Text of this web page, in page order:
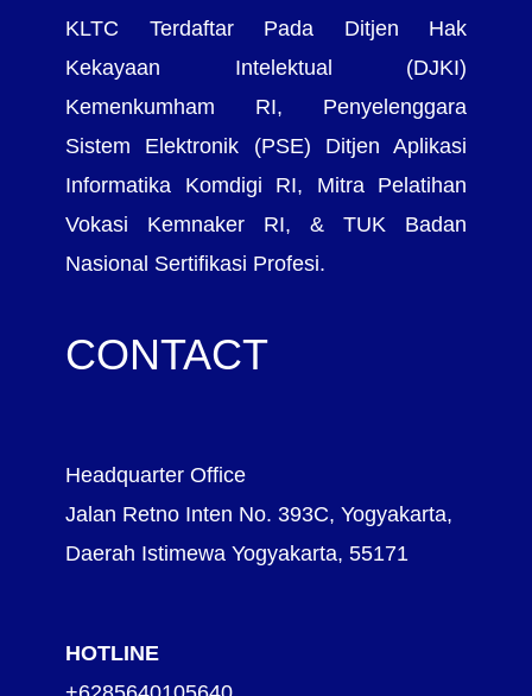
KLTC Terdaftar Pada Ditjen Hak
Kekayaan Intelektual (DJKI)
Kemenkumham RI, Penyelenggara
Sistem Elektronik (PSE) Ditjen Aplikasi
Informatika Komdigi RI, Mitra Pelatihan
Vokasi Kemnaker RI, & TUK Badan
Nasional Sertifikasi Profesi.
CONTACT
Headquarter Office
Jalan Retno Inten No. 393C, Yogyakarta,
Daerah Istimewa Yogyakarta, 55171
HOTLINE